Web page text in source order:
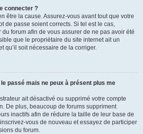
connecter ?
être la cause. Assurez-vous avant tout que votre
de passe soient corrects. Si tel est le cas,
forum afin de vous assurer de ne pas avoir été
que le propriétaire du site internet ait un
qu’il soit nécessaire de la corriger.
passé mais ne peux à présent plus me
ait désactivé ou supprimé votre compte
De plus, beaucoup de forums suppriment
inactifs afin de réduire la taille de leur base de
vous de nouveau et essayez de participer
du forum.